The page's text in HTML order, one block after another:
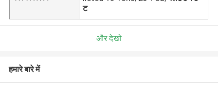
ट
और देखो
हमारे बारे में